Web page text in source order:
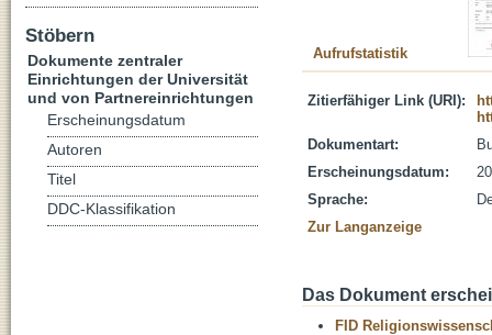
Aufrufstatistik
Zitierfähiger Link (URI):
Dokumentart:
Erscheinungsdatum:
Sprache:
Zur Langanzeige
Das Dokument
FID
Stöbern
Dokumente zentraler
Einrichtungen der Universität
und von Partnereinrichtungen
Erscheinungsdatum
Autoren
Titel
DDC-Klassifikation